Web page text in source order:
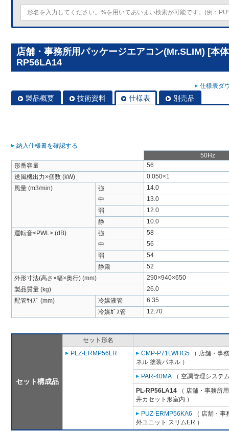
店舗・事務所用パッケージエアコン(Mr.SLIM) [本
RP56LA14
仕様表ダ
製品概要 技術資料 仕様表 別売品
納入仕様書を確認する
50Hz
形番容量
56
送風機出力×個数 (kW)
0.050×1
風量 (m3/min)
強
14.0
中
13.0
弱
12.0
静
10.0
運転音<PWL> (dB)
強
58
中
56
弱
54
静粛
52
外形寸法(高さ×幅×奥行) (mm)
290×940×650
製品質量 (kg)
26.0
配管ｻｲｽﾞ (mm)
冷媒液管
6.35
冷媒ｶﾞｽ管
12.70
セット構成品
セット形名
PLZ-ERMP56LR
CMP-P71LWHG5 （ 店舗・事
ネル 塗装パネル ）
PAR-40MA （ 空調管理システ
PL-RP56LA14 （ 店舗・事務所
井カセット形室内 ）
PUZ-ERMP56KA6 （ 店舗・
外ユニット スリムER ）